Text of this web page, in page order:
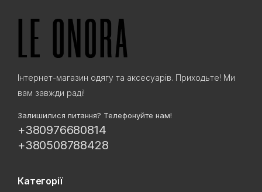
Інтернет-магазин одягу та аксесуарів. Приходьте! Ми
вам завжди раді!
Залишилися питання? Телефонуйте нам!
+380976680814
+380508788428
Категорії